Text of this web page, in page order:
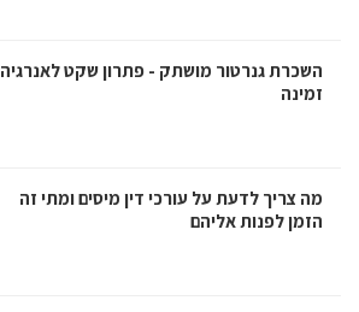
השכרת גנרטור מושתק - פתרון שקט לאנרגיה
זמינה
מה צריך לדעת על עורכי דין מיסים ומתי זה
הזמן לפנות אליהם